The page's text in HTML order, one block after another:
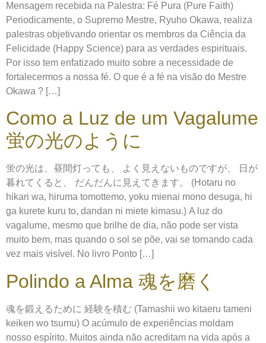
Mensagem recebida na Palestra: Fé Pura (Pure Faith)
Periodicamente, o Supremo Mestre, Ryuho Okawa, realiza
palestras objetivando orientar os membros da Ciência da
Felicidade (Happy Science) para as verdades espirituais.
Por isso tem enfatizado muito sobre a necessidade de
fortalecermos a nossa fé. O que é a fé na visão do Mestre
Okawa ? […]
Como a Luz de um Vagalume
蛍の光のように
蛍の光は、昼間灯っても、 よく見えないものですが、 日が
暮れてくると、 だんだんに見えてきます。 (Hotaru no
hikari wa, hiruma tomottemo, yoku mienai mono desuga, hi
ga kurete kuru to, dandan ni miete kimasu.) A luz do
vagalume, mesmo que brilhe de dia, não pode ser vista
muito bem, mas quando o sol se põe, vai se tornando cada
vez mais visível. No livro Ponto […]
Polindo a Alma 魂を磨く
魂を鍛えるために 経験を積む (Tamashii wo kitaeru tameni
keiken wo tsumu) O acúmulo de experiências moldam
nosso espírito. Muitos ainda não acreditam na vida após a